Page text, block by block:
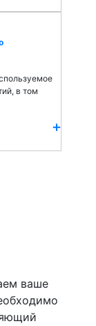
в том
ваше